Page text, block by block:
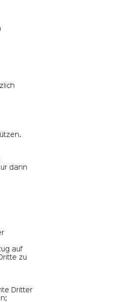
dann
auf
zu
Dritter